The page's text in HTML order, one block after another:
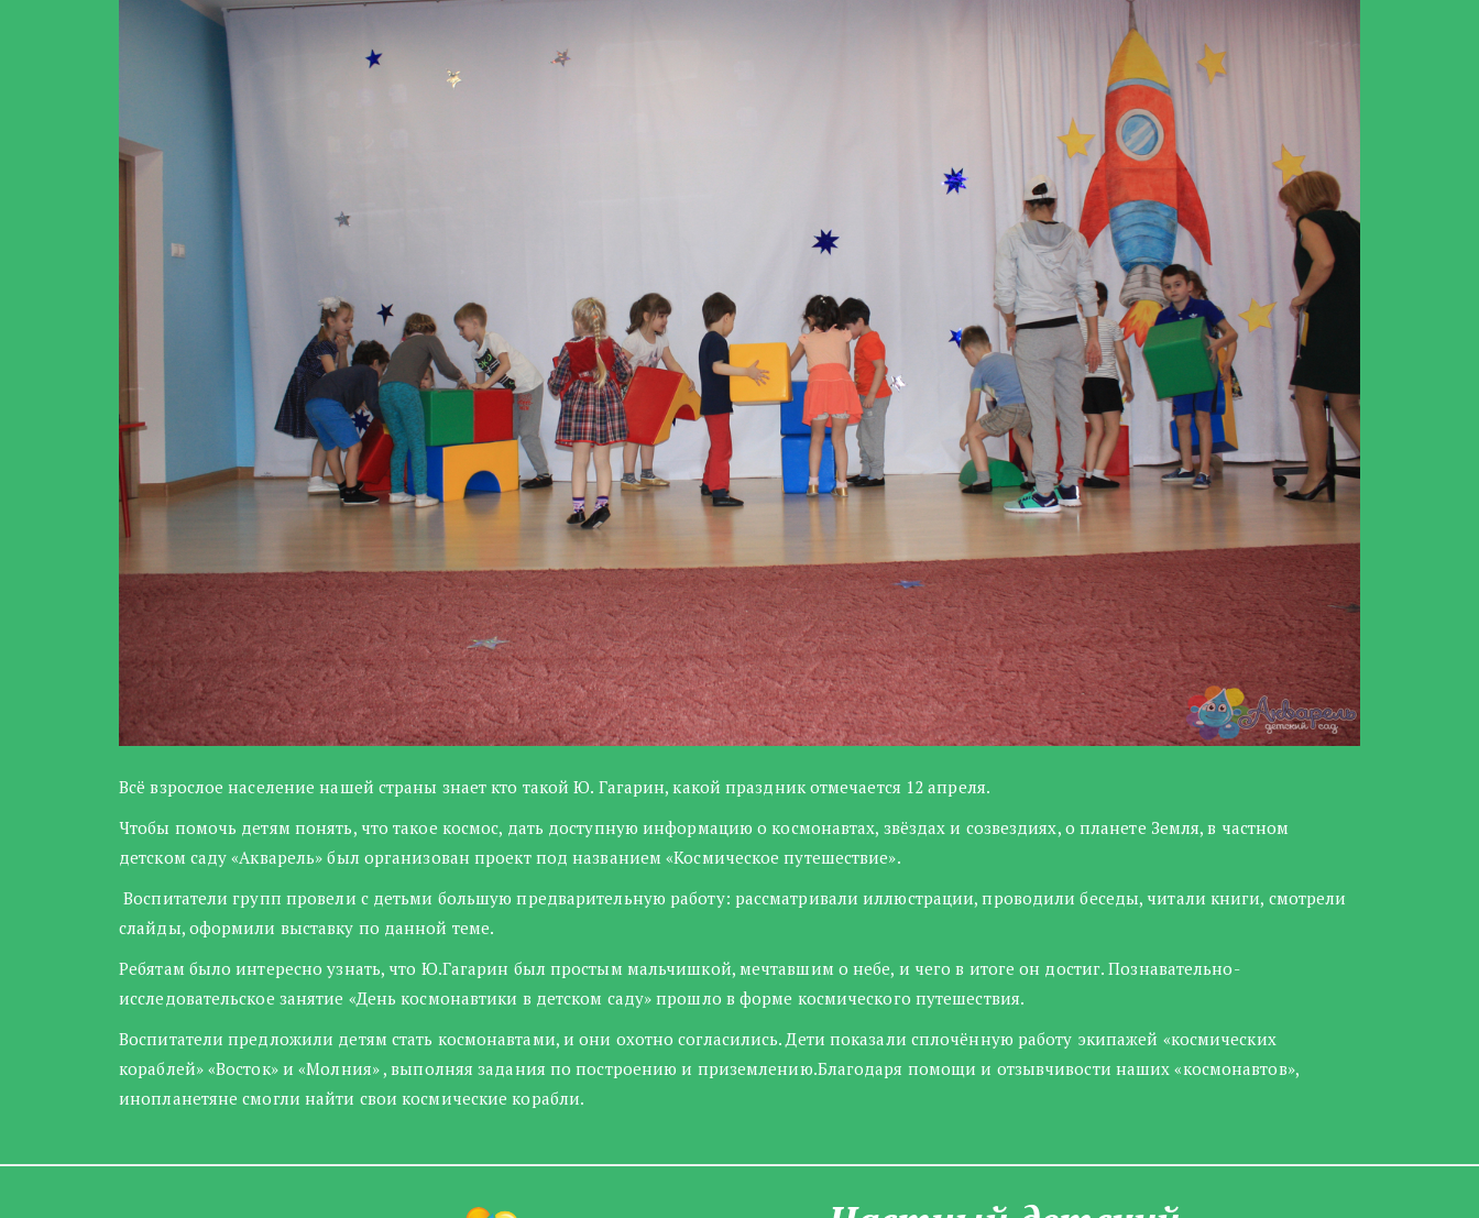
Всё взрослое население нашей страны знает кто такой Ю. Гагарин, какой праздник отмечается 12 апреля.
Чтобы помочь детям понять, что такое космос, дать доступную информацию о космонавтах, звёздах и созвездиях, о планете Земля, в частном
детском саду «Акварель» был организован проект под названием «Космическое путешествие».
Воспитатели групп провели с детьми большую предварительную работу: рассматривали иллюстрации, проводили беседы, читали книги, смотрели
слайды, оформили выставку по данной теме.
Ребятам было интересно узнать, что Ю.Гагарин был простым мальчишкой, мечтавшим о небе, и чего в итоге он достиг. Познавательно-
исследовательское занятие «День космонавтики в детском саду» прошло в форме космического путешествия.
Воспитатели предложили детям стать космонавтами, и они охотно согласились. Дети показали сплочённую работу экипажей «космических
кораблей» «Восток» и «Молния» , выполняя задания по построению и приземлению.Благодаря помощи и отзывчивости наших «космонавтов»,
инопланетяне смогли найти свои космические корабли.